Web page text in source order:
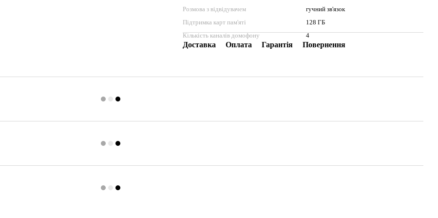
Розмова з відвідувачем
гучний зв'язок
Підтримка карт пам'яті
128 ГБ
Кількість каналів домофону
4
Доставка Оплата Гарантія Повернення